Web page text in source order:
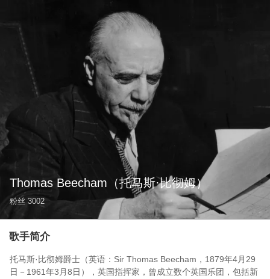
Thomas Beecham （托马斯·比彻姆）
粉丝 3002
歌手简介
托马斯·比彻姆爵士（英语：Sir Thomas Beecham，1879年4月29
日－1961年3月8日），英国指挥家，曾成立数个英国乐团，包括新